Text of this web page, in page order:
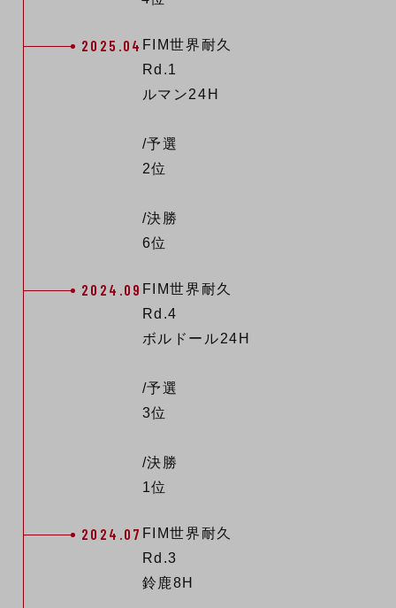
2025.04 FIM世界耐久
Rd.1
ルマン24H
/予選
2位
/決勝
6位
2024.09 FIM世界耐久
Rd.4
ボルドール24H
/予選
3位
/決勝
1位
2024.07 FIM世界耐久
Rd.3
鈴鹿8H